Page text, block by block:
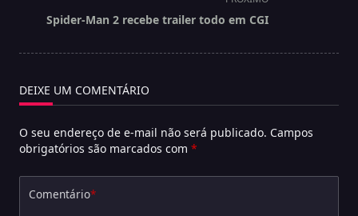
reader-Spider-Man 2 recebe trailer todo em CGI
DEIXE UM COMENTÁRIO
O seu endereço de e-mail não será publicado. Campos
obrigatórios são marcados com *
Comentário*